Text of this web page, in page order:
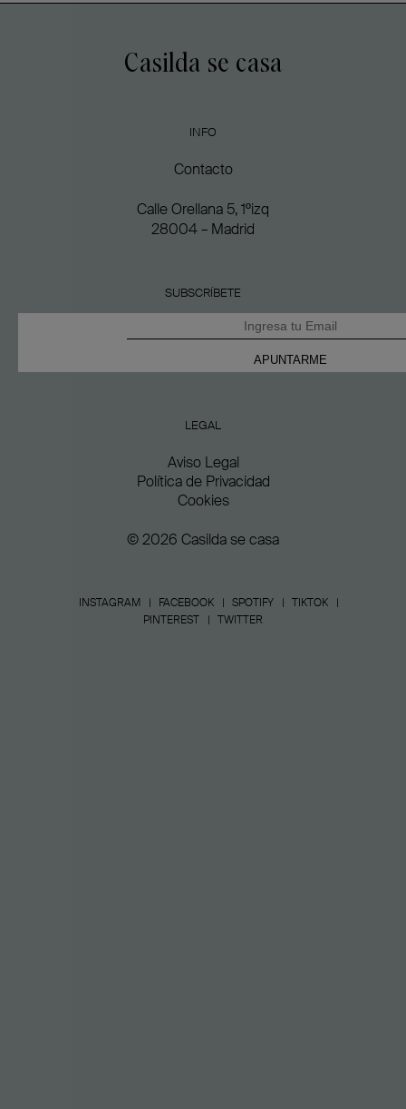
Casilda se casa
INFO
Contacto
Calle Orellana 5, 1ºizq
28004 – Madrid
SUBSCRÍBETE
LEGAL
Aviso Legal
Política de Privacidad
Cookies
© 2026 Casilda se casa
INSTAGRAM FACEBOOK SPOTIFY
TIKTOK
PINTEREST
TWITTER